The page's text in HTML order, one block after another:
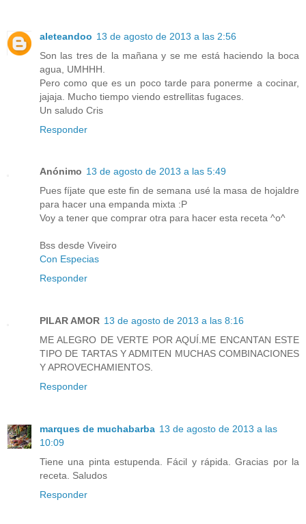
aleteandoo 13 de agosto de 2013 a las 2:56
Son las tres de la mañana y se me está haciendo la boca
agua, UMHHH.
Pero como que es un poco tarde para ponerme a cocinar,
jajaja. Mucho tiempo viendo estrellitas fugaces.
Un saludo Cris
Responder
Anónimo 13 de agosto de 2013 a las 5:49
Pues fíjate que este fin de semana usé la masa de hojaldre
para hacer una empanda mixta :P
Voy a tener que comprar otra para hacer esta receta ^o^
Bss desde Viveiro
Con Especias
Responder
PILAR AMOR 13 de agosto de 2013 a las 8:16
ME ALEGRO DE VERTE POR AQUÍ.ME ENCANTAN ESTE
TIPO DE TARTAS Y ADMITEN MUCHAS COMBINACIONES
Y APROVECHAMIENTOS.
Responder
marques de muchabarba 13 de agosto de 2013 a las
10:09
Tiene una pinta estupenda. Fácil y rápida. Gracias por la
receta. Saludos
Responder